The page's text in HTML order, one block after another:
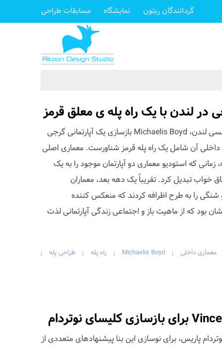
گردانندگان ریتون نمایشگاه مسابقات طراحی
در لندن با یک راه پله ی معلق قرمز
در منطقه سلطنتی کنزینگتون و چلسی لندن، Michaelis Boyd بازسازی یک آپارتمانی گرجی
آن شامل یک راه پله قرمز شناورست. معماری اصلی
2010 انجام شده، زمانی که استودیو معماری دو آپارتمان موجود را به یک
خواب تبدیل کرد. تقریباً یک دهه بعد، معماران
را به طرح اظرافه کردند که منعکس کننده
بود که از ماهیت باز و اجتماعی زندگی آپارتمانی لذت
معماری داخلی |
Michaelis Boyd
| راه پله | طراحی پله |
پاریس، برای نوسازی این بنا پیشنهادهای متعددی از